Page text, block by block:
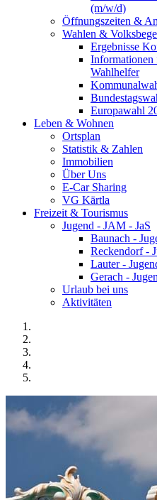
(m/w/d)
Öffnungszeiten &
Wahlen &
Ergebnisse
Informationen
Wahlhelfer
Europawahl
Leben & Wohnen
Ortsplan
Statistik & Zahlen
Immobilien
Über Uns
E-Car Sharing
VG Kärtla
Freizeit & Tourismus
Jugend - JAM - JaS
Baunach -
Reckendorf -
Lauter -
Gerach -
Urlaub bei uns
Aktivitäten